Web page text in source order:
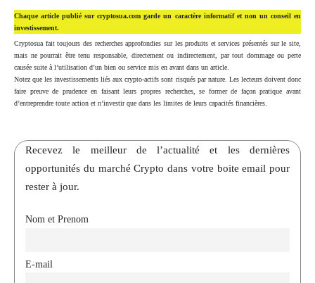
Chaque article publié sur cryptosua.com garde un caractère informatif et non un conseil en
investissement.
Cryptosua fait toujours des recherches approfondies sur les produits et services présentés sur le site,
mais ne pourrait être tenu responsable, directement ou indirectement, par tout dommage ou perte
causée suite à l’utilisation d’un bien ou service mis en avant dans un article.
Notez que les investissements liés aux crypto-actifs sont risqués par nature. Les lecteurs doivent donc
faire preuve de prudence en faisant leurs propres recherches, se former de façon pratique avant
d’entreprendre toute action et n’investir que dans les limites de leurs capacités financières.
Recevez le meilleur de l’actualité et les dernières
opportunités du marché Crypto dans votre boite email pour
rester à jour.
Nom et Prenom
E-mail